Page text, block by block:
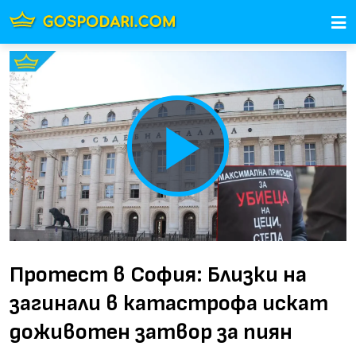
Play
Video
Протест в София: Близки на
загинали в катастрофа искат
доживотен затвор за пиян